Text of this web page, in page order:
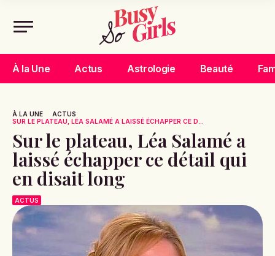
À la Une Actus Astrologie Beauté
À LA UNE
ACTUS
SUR LE PLATEAU, LÉA SALAMÉ A LAISSÉ ÉCHAPPER CE D...
Sur le plateau, Léa Salamé a
laissé échapper ce détail qui
en disait long
ACTUS